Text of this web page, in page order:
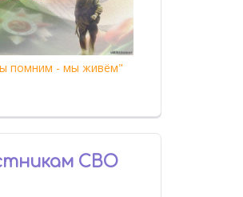
помним - мы живём"
СВО